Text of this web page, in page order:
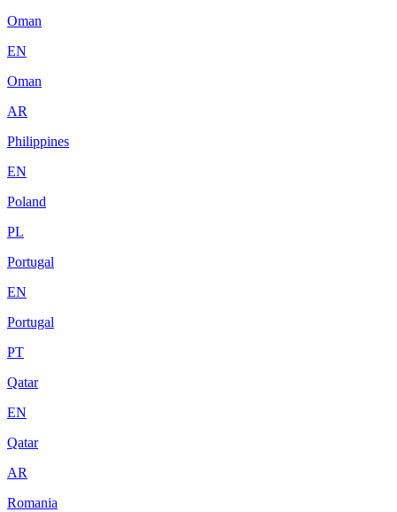
Oman
EN
Oman
AR
Philippines
EN
Poland
PL
Portugal
EN
Portugal
PT
Qatar
EN
Qatar
AR
Romania